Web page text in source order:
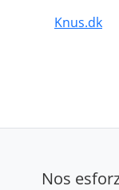
Knus.dk
Nos